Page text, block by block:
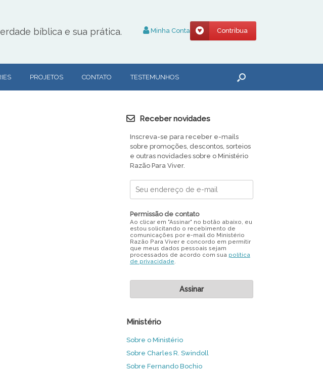
bíblica e sua prática. Minha Conta Contribua
PROJETOS CONTATO TESTEMUNHOS
Receber novidades
Inscreva-se para receber e-mails
sobre promoções, descontos, sorteios
e outras novidades sobre o Ministério
Razão Para Viver.
Permissão de contato
Ao clicar em "Assinar" no botão abaixo, eu
estou solicitando o recebimento de
comunicações por e-mail do Ministério
Razão Para Viver e concordo em permitir
que meus dados pessoais sejam
processados de acordo com sua política
de privacidade
Ministério
Sobre o Ministério
Sobre Charles R. Swindoll
Sobre Fernando Bochio